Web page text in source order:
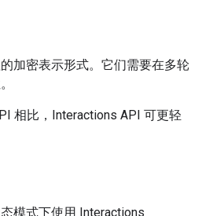
加密表示形式。它们需要在多轮
相比，Interactions API 可更轻
模式下使用 Interactions